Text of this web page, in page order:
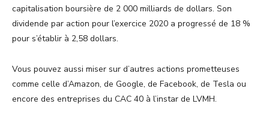
capitalisation boursière de 2 000 milliards de dollars. Son
dividende par action pour l’exercice 2020 a progressé de 18 %
pour s’établir à 2,58 dollars.
Vous pouvez aussi miser sur d’autres actions prometteuses
comme celle d’Amazon, de Google, de Facebook, de Tesla ou
encore des entreprises du CAC 40 à l’instar de LVMH.